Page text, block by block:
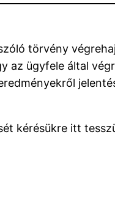
törvény
az ügyfele által
kérésükre itt